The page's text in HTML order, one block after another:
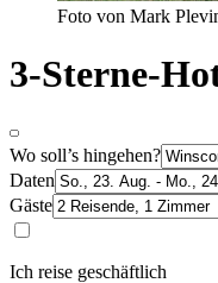
Foto von Mark
3-Sterne-
Wo soll’s hingehen?
Daten
Gäste
Ich reise geschäftlich